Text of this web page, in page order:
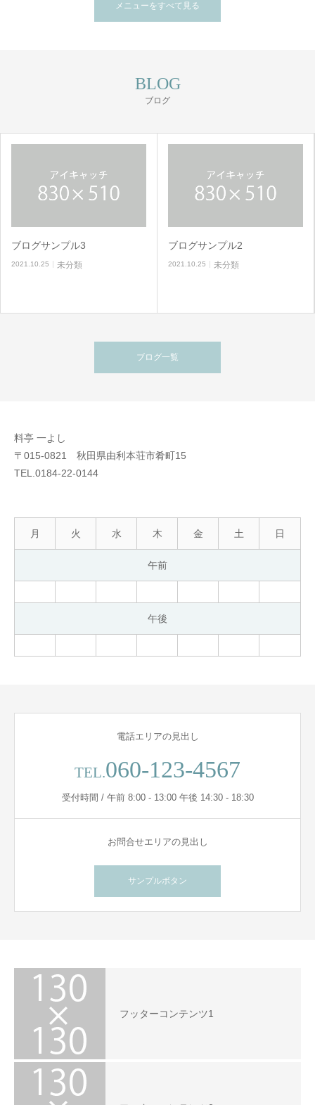
メニューをすべて見る
BLOG
ブログ
ブログサンプル3
2021.10.25 未分類
ブログサンプル2
2021.10.25 未分類
ブログ一覧
料亭 一よし
〒015-0821 秋田県由利本荘市肴町15
TEL.0184-22-0144
月 火 水 木 金 土 日
午前
午後
電話エリアの見出し
TEL.060-123-4567
受付時間 / 午前 8:00 - 13:00 午後 14:30 - 18:30
お問合せエリアの見出し
サンプルボタン
フッターコンテンツ1